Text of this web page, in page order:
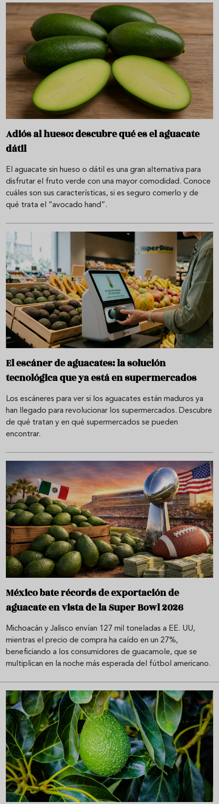
Adiós al hueso: descubre qué es el aguacate
dátil
El aguacate sin hueso o dátil es una gran alternativa para
disfrutar el fruto verde con una mayor comodidad. Conoce
cuáles son sus características, si es seguro comerlo y de
qué trata el “avocado hand”.
El escáner de aguacates: la solución
tecnológica que ya está en supermercados
Los escáneres para ver si los aguacates están maduros ya
han llegado para revolucionar los supermercados. Descubre
de qué tratan y en qué supermercados se pueden
encontrar.
México bate récords de exportación de
aguacate en vista de la Super Bowl 2026
Michoacán y Jalisco envían 127 mil toneladas a EE. UU,
mientras el precio de compra ha caído en un 27%,
beneficiando a los consumidores de guacamole, que se
multiplican en la noche más esperada del fútbol americano.